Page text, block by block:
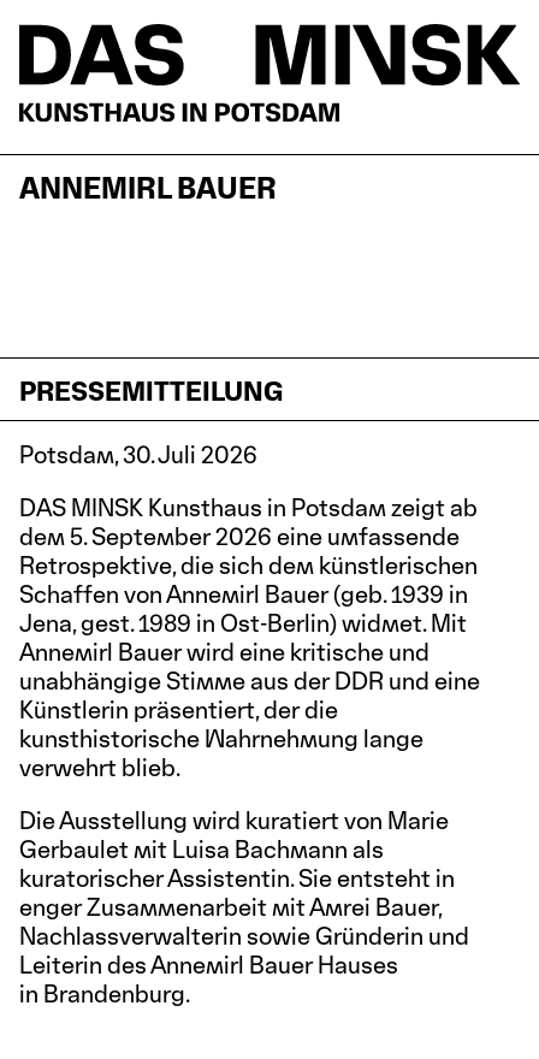
ANNEMIRL BAUER
PRESSEMITTEILUNG
Potsdam, 30. Juli 2026
DAS MINSK Kunsthaus in Potsdam zeigt ab
dem 5. September 2026 eine umfassende
Retrospektive, die sich dem künstlerischen
Schaffen von Annemirl Bauer (geb. 1939 in
Jena, gest. 1989 in Ost-Berlin) widmet. Mit
Annemirl Bauer wird eine kritische und
unabhängige Stimme aus der DDR und eine
Künstlerin präsentiert, der die
kunsthistorische Wahrnehmung lange
verwehrt blieb.
Die Ausstellung wird kuratiert von Marie
Gerbaulet mit Luisa Bachmann als
kuratorischer Assistentin. Sie entsteht in
enger Zusammenarbeit mit Amrei Bauer,
Nachlassverwalterin sowie Gründerin und
Leiterin des Annemirl Bauer Hauses
in Brandenburg.